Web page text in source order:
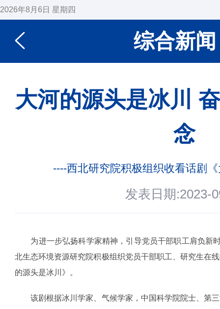
2026年8月6日 星期四
综合新闻
大河的源头是冰川
念
----西北研究院积极组织收看话剧
发表日期:2023-
为进一步弘扬科学家精神，引导党员干部职工肩负新
北生态环境资源研究院积极组织党员干部职工、研究生在
的源头是冰川》。
该剧根据冰川学家、气候学家，中国科学院院士、第